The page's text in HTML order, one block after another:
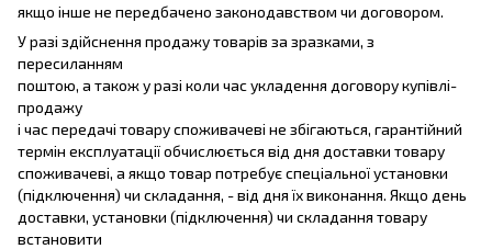
якщо інше не передбачено законодавством чи договором.
У разі здійснення продажу товарів за зразками, з
пересиланням
поштою, а також у разі коли час укладення договору купівлі-
продажу
і час передачі товару споживачеві не збігаються, гарантійний
термін експлуатації обчислюється від дня доставки товару
споживачеві, а якщо товар потребує спеціальної установки
(підключення) чи складання, - від дня їх виконання. Якщо день
доставки, установки (підключення) чи складання товару
встановити